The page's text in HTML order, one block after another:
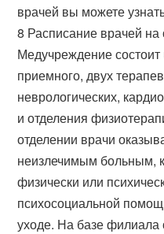
врачей вы можете
8 Расписание врачей
Медучреждение состоит
приемного, двух
неврологических,
и отделения
отделении врачи
неизлечимым больным,
физически или
психосоциальной
уходе. На базе филиала